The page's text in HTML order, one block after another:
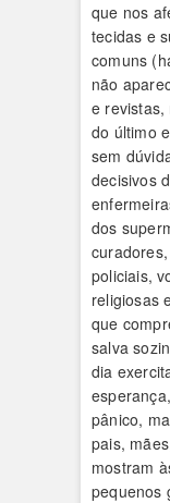
que nos
tecidas e
comuns
não
e revistas,
do último
sem
decisivos
dos
policiais,
religiosas
que
salva
dia
pânico,
pais,
mostram
pequenos